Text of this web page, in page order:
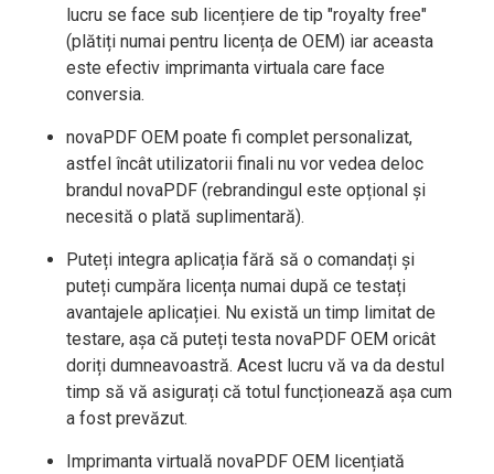
lucru se face sub licențiere de tip "royalty free"
(plătiți numai pentru licența de OEM) iar aceasta
este efectiv imprimanta virtuala care face
conversia.
novaPDF OEM poate fi complet personalizat,
astfel încât utilizatorii finali nu vor vedea deloc
brandul novaPDF (rebrandingul este opțional și
necesită o plată suplimentară).
Puteți integra aplicația fără să o comandați și
puteți cumpăra licența numai după ce testați
avantajele aplicației. Nu există un timp limitat de
testare, așa că puteți testa novaPDF OEM oricât
doriți dumneavoastră. Acest lucru vă va da destul
timp să vă asigurați că totul funcționează așa cum
a fost prevăzut.
Imprimanta virtuală novaPDF OEM licențiată